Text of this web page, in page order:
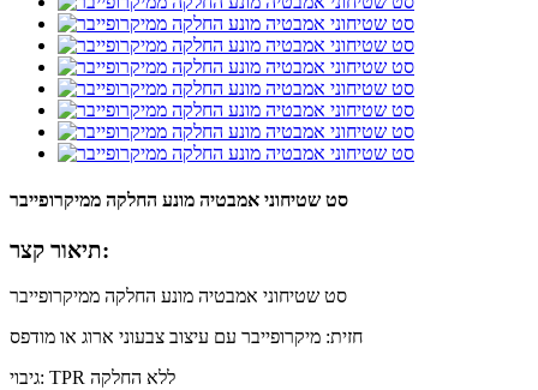
סט שטיחוני אמבטיה מונע החלקה ממיקרופייבר
תיאור קצר:
סט שטיחוני אמבטיה מונע החלקה ממיקרופייבר
חזית: מיקרופייבר עם עיצוב צבעוני ארוג או מודפס
גיבוי: TPR ללא החלקה